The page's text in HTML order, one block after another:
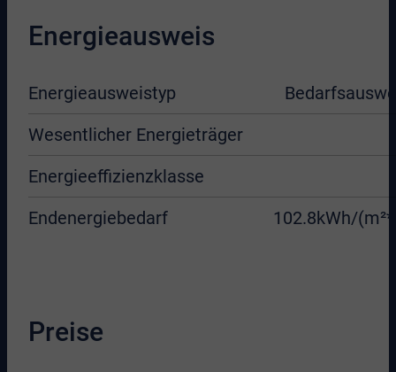
Energieausweis
Energieausweistyp
Wesentlicher Energieträger
Energieeffizienzklasse
Endenergiebedarf
102.8kWh/
Preise